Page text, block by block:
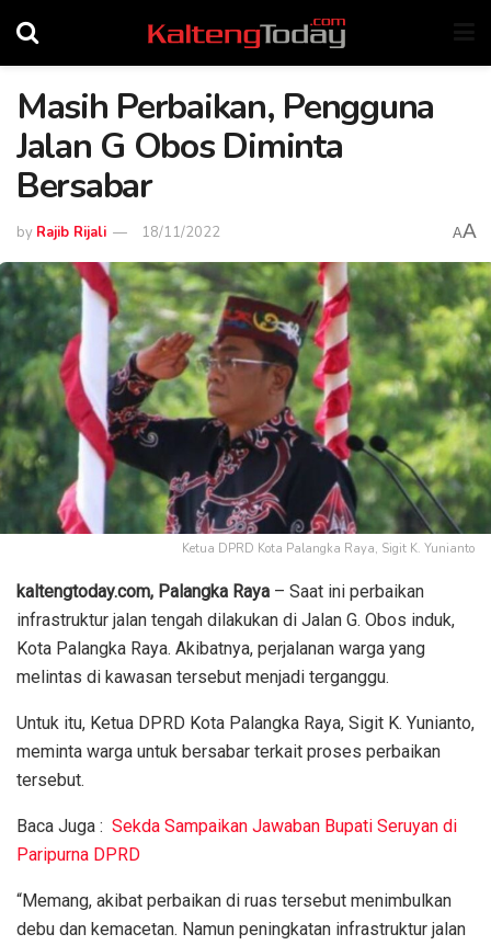
Masih Perbaikan, Pengguna
Jalan G Obos Diminta
Bersabar
by Rajib Rijali 18/11/2022 AA
Ketua DPRD Kota Palangka Raya, Sigit K. Yunianto
kaltengtoday.com, Palangka Raya – Saat ini perbaikan
infrastruktur jalan tengah dilakukan di Jalan G. Obos induk,
Kota Palangka Raya. Akibatnya, perjalanan warga yang
melintas di kawasan tersebut menjadi terganggu.
Untuk itu, Ketua DPRD Kota Palangka Raya, Sigit K. Yunianto,
meminta warga untuk bersabar terkait proses perbaikan
tersebut.
Baca Juga : Sekda Sampaikan Jawaban Bupati Seruyan di
Paripurna DPRD
“Memang, akibat perbaikan di ruas tersebut menimbulkan
debu dan kemacetan. Namun peningkatan infrastruktur jalan